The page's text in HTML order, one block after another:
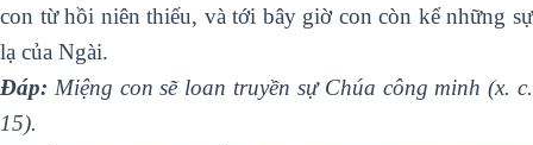
con từ hồi niên thiếu, và tới bây giờ con còn kể những sự
lạ của Ngài.
Ðáp: Miệng con sẽ loan truyền sự Chúa công minh (x. c.
15).